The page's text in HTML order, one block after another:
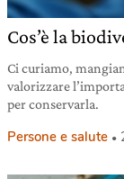
Cos’è la
Ci curiamo,
valorizzare
per conservarla.
Persone e salute